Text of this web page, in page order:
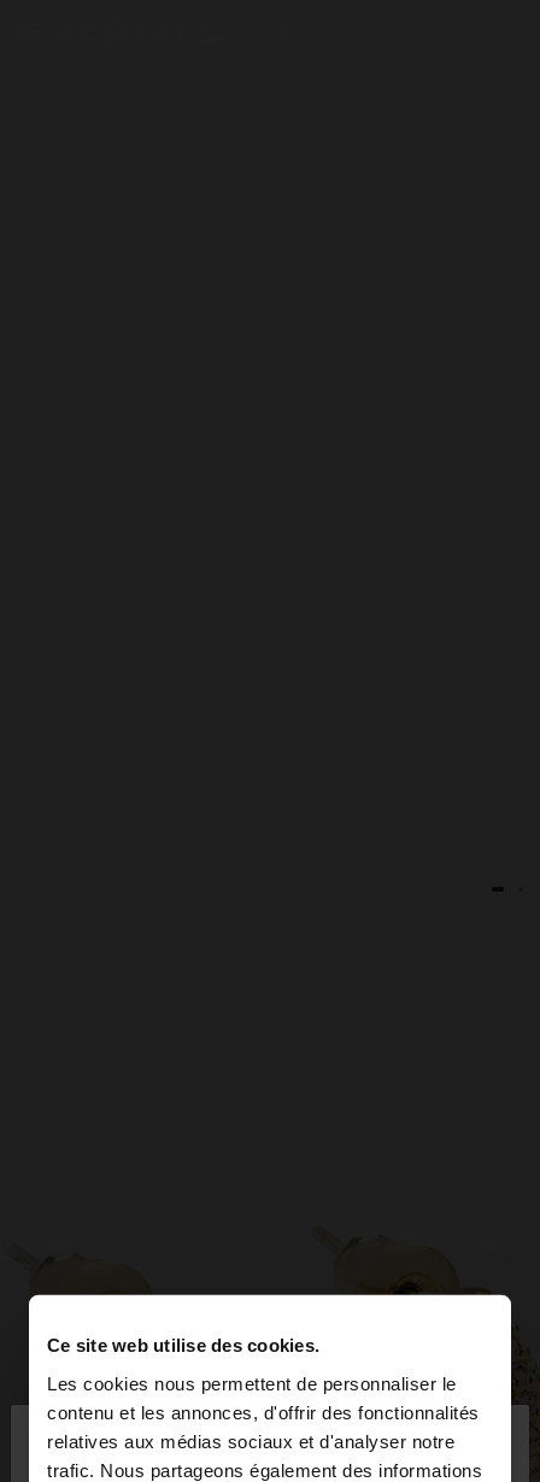
Ce site web utilise des cookies.
Les cookies nous permettent de personnaliser le
contenu et les annonces, d'offrir des fonctionnalités
relatives aux médias sociaux et d'analyser notre
trafic. Nous partageons également des informations
bonjour ×